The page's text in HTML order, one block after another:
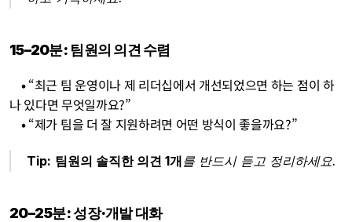
15–20분: 팀원의 의견 수렴
    •
“최근 팀 운영이나 제 리더십에서 개선되었으면 하는 점이 하
나 있다면 무엇일까요?”
    •
“제가 팀을 더 잘 지원하려면 어떤 방식이 좋을까요?”
Tip: 팀원의 솔직한 의견 1개를 반드시 듣고 정리하세요.
20–25분: 성장·개발 대화